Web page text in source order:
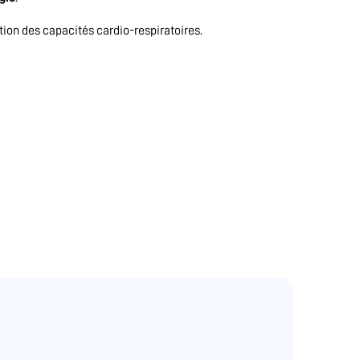
des capacités cardio-respiratoires.